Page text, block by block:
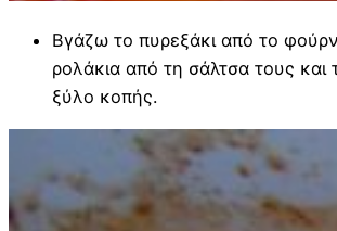
Βγάζω το πυρεξάκι από το
ρολάκια από τη σάλτσα τους
ξύλο κοπής.